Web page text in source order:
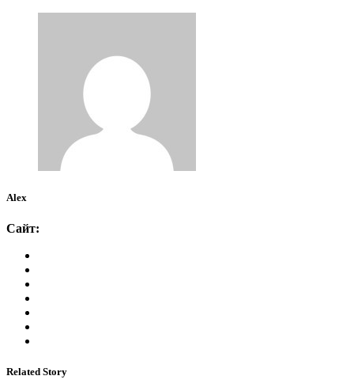
Alex
Сайт:
Related Story